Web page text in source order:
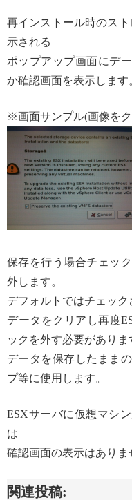
再インストール時のス
示される
ポップアップ画面にデ
か確認画面を表示します
※画面サンプル(画像を
保存を行う場合チェッ
外します。
デフォルトではチェック
データをクリアし再度
ックを外す必要がありま
データを保存したまま
プ等に使用します。
ESXサーバに仮想マシ
は
確認画面の表示はありま
関連投稿: